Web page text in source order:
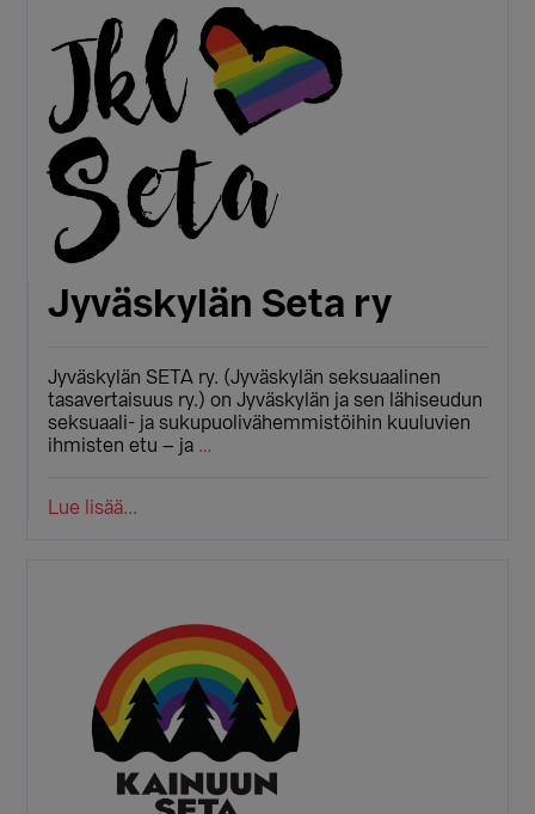
Jyväskylän Seta ry
Jyväskylän SETA ry. (Jyväskylän seksuaalinen
tasavertaisuus ry.) on Jyväskylän ja sen lähiseudun
seksuaali- ja sukupuolivähemmistöihin kuuluvien
ihmisten etu – ja …
Lue lisää...